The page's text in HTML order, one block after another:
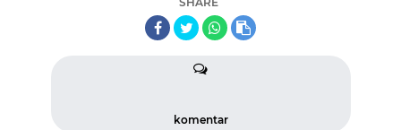
komentar